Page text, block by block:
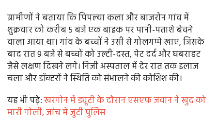
ग्रामीणों ने बताया कि पिपल्या कला और बाजरोन गांव में
शुक्रवार को करीब 5 बजे एक बाइक पर पानी-पताशे बेचने
वाला आया था। गांव के बच्चों ने उसी से गोलगप्पे खाए, जिसके
बाद रात 9 बजे से बच्चों को उल्टी-दस्त, पेट दर्द और घबराहट
जैसे लक्षण दिखने लगे। निजी अस्पताल में देर रात तक इलाज
चला और डॉक्टरों ने स्थिति को संभालने की कोशिश की।
यह भी पढे़ं:खरगोन में ड्यूटी के दौरान एसएफ जवान ने खुद को
मारी गोली, जांच में जुटी पुलिस